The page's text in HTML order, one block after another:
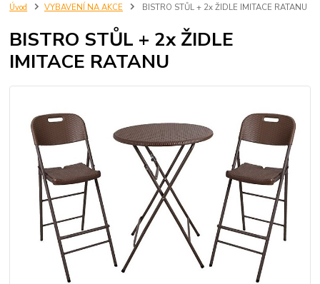
Úvod VYBAVENÍ NA AKCE BISTRO STŮL + 2x ŽIDLE IMITACE RATANU
BISTRO STŮL + 2x ŽIDLE
IMITACE RATANU